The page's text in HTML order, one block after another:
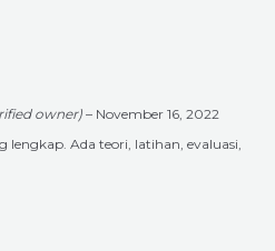
owner)– November 16, 2022
Ada teori, latihan, evaluasi,